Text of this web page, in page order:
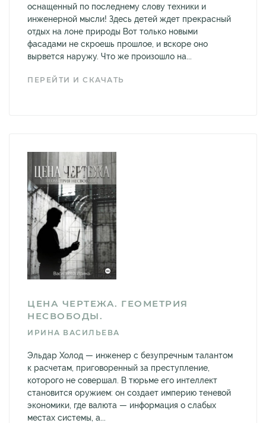
оснащенный по последнему слову техники и
инженерной мысли! Здесь детей ждет прекрасный
отдых на лоне природы Вот только новыми
фасадами не скроешь прошлое, и вскоре оно
вырвется наружу. Что же произошло на...
ПЕРЕЙТИ И СКАЧАТЬ
ЦЕНА ЧЕРТЕЖА. ГЕОМЕТРИЯ
НЕСВОБОДЫ.
ИРИНА ВАСИЛЬЕВА
Эльдар Холод — инженер с безупречным талантом
к расчетам, приговоренный за преступление,
которого не совершал. В тюрьме его интеллект
становится оружием: он создает империю теневой
экономики, где валюта — информация о слабых
местах системы, а...